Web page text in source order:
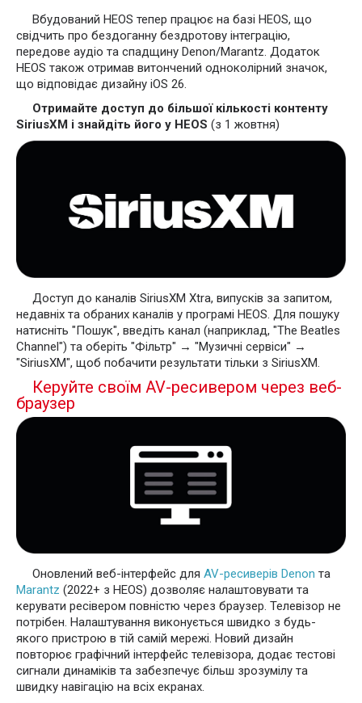
Вбудований HEOS тепер працює на базі HEOS, що
свідчить про бездоганну бездротову інтеграцію,
передове аудіо та спадщину Denon/Marantz. Додаток
HEOS також отримав витончений одноколірний значок,
що відповідає дизайну iOS 26.
Отримайте доступ до більшої кількості контенту
SiriusXM і знайдіть його у HEOS (з 1 жовтня)
Доступ до каналів SiriusXM Xtra, випусків за запитом,
недавніх та обраних каналів у програмі HEOS. Для пошуку
натисніть "Пошук", введіть канал (наприклад, "The Beatles
Channel") та оберіть "Фільтр" → "Музичні сервіси" →
"SiriusXM", щоб побачити результати тільки з SiriusXM.
Керуйте своїм AV-ресивером через веб-
браузер
Оновлений веб-інтерфейс для AV-ресиверів Denon та
Marantz (2022+ з HEOS) дозволяє налаштовувати та
керувати ресівером повністю через браузер. Телевізор не
потрібен. Налаштування виконується швидко з будь-
якого пристрою в тій самій мережі. Новий дизайн
повторює графічний інтерфейс телевізора, додає тестові
сигнали динаміків та забезпечує більш зрозумілу та
швидку навігацію на всіх екранах.